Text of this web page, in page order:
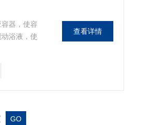
器，使容
浴液，使
查看详情